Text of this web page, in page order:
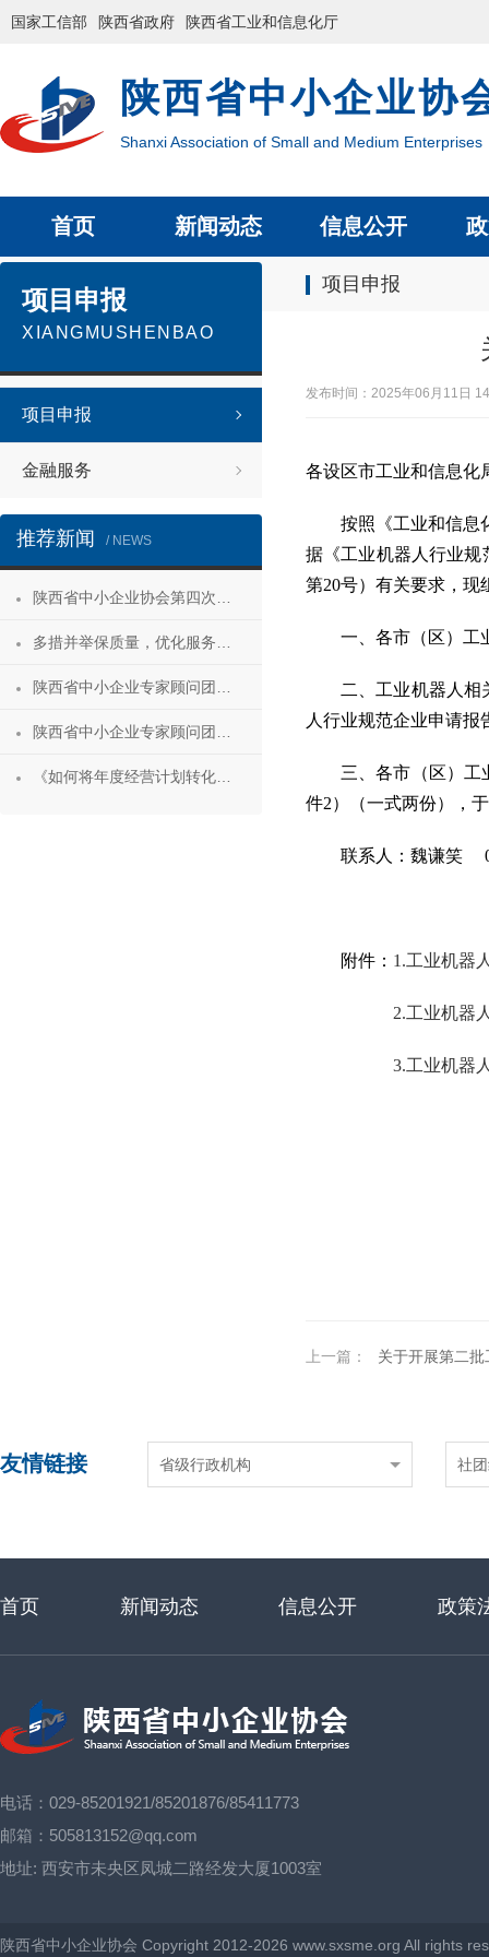
国家工信部 陕西省政府 陕西省工业和信息化厅
陕西省中小企业协
Shanxi Association of Small and Medium Enterprises
首页 新闻动态 信息公开
项目申报
项目申报
XIANGMUSHENBAO
项目申报
金融服务
推荐新闻 / NEWS
发布时间：2025年06月11日
各设区市工业和信息化
按照《工业和信息
据《工业机器人行业规
第20号）有关要求，现
一、各市（区）工
二、工业机器人
人行业规范企业申请
三、各市（区）工
件2）（一式两份），
联系人：魏谦笑
附件： 1.工业机器
2.工业机器
3.工业机器
上一篇： 关于开展第二批工业机器人
友情链接 省级行政机构 社
首页 新闻动态 信息公开 政策
电话：029-85201921/85201876/85411773
邮箱：505813152@qq.com
地址: 西安市未央区凤城二路经发大厦1003室
陕西省中小企业协会 Copyright 2012-2026 www.sxsme.org All rights